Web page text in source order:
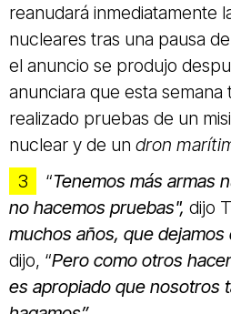
reanudará inmediatamente
nucleares tras una pausa
el anuncio se produjo
anunciara que esta semana
realizado pruebas de un
nuclear y de un dron
“Tenemos más armas
no hacemos pruebas", dijo
muchos años, que dejamos
dijo, “Pero como otros
es apropiado que nosotros